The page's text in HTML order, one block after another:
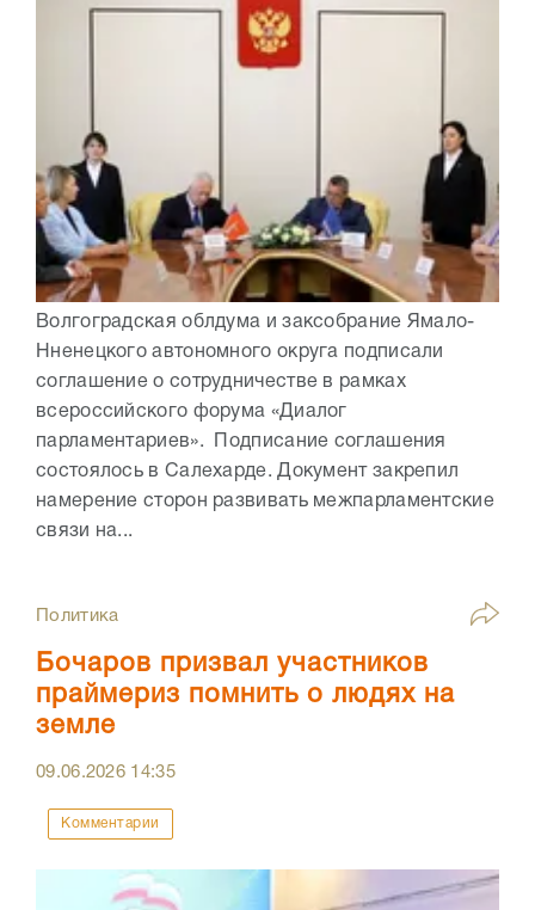
Волгоградская облдума и заксобрание Ямало-
Нненецкого автономного округа подписали
соглашение о сотрудничестве в рамках
всероссийского форума «Диалог
парламентариев». Подписание соглашения
состоялось в Салехарде. Документ закрепил
намерение сторон развивать межпарламентские
связи на...
Политика
Бочаров призвал участников
праймериз помнить о людях на
земле
09.06.2026 14:35
Комментарии